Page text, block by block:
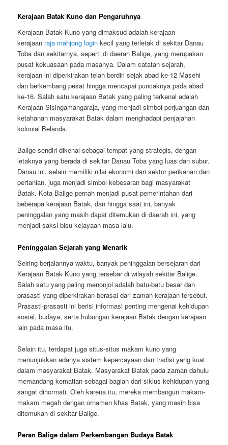
Kerajaan Batak Kuno dan Pengaruhnya
Kerajaan Batak Kuno yang dimaksud adalah kerajaan-
kerajaan raja mahjong login kecil yang terletak di sekitar Danau
Toba dan sekitarnya, seperti di daerah Balige, yang merupakan
pusat kekuasaan pada masanya. Dalam catatan sejarah,
kerajaan ini diperkirakan telah berdiri sejak abad ke-12 Masehi
dan berkembang pesat hingga mencapai puncaknya pada abad
ke-16. Salah satu kerajaan Batak yang paling terkenal adalah
Kerajaan Sisingamangaraja, yang menjadi simbol perjuangan dan
ketahanan masyarakat Batak dalam menghadapi penjajahan
kolonial Belanda.
Balige sendiri dikenal sebagai tempat yang strategis, dengan
letaknya yang berada di sekitar Danau Toba yang luas dan subur.
Danau ini, selain memiliki nilai ekonomi dari sektor perikanan dan
pertanian, juga menjadi simbol kebesaran bagi masyarakat
Batak. Kota Balige pernah menjadi pusat pemerintahan dari
beberapa kerajaan Batak, dan hingga saat ini, banyak
peninggalan yang masih dapat ditemukan di daerah ini, yang
menjadi saksi bisu kejayaan masa lalu.
Peninggalan Sejarah yang Menarik
Seiring berjalannya waktu, banyak peninggalan bersejarah dari
Kerajaan Batak Kuno yang tersebar di wilayah sekitar Balige.
Salah satu yang paling menonjol adalah batu-batu besar dan
prasasti yang diperkirakan berasal dari zaman kerajaan tersebut.
Prasasti-prasasti ini berisi informasi penting mengenai kehidupan
sosial, budaya, serta hubungan kerajaan Batak dengan kerajaan
lain pada masa itu.
Selain itu, terdapat juga situs-situs makam kuno yang
menunjukkan adanya sistem kepercayaan dan tradisi yang kuat
dalam masyarakat Batak. Masyarakat Batak pada zaman dahulu
memandang kematian sebagai bagian dari siklus kehidupan yang
sangat dihormati. Oleh karena itu, mereka membangun makam-
makam megah dengan ornamen khas Batak, yang masih bisa
ditemukan di sekitar Balige.
Peran Balige dalam Perkembangan Budaya Batak